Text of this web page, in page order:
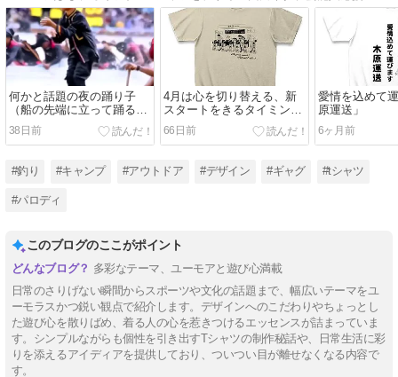
何かと話題の夜の踊り子
（船の先端に立って踊る少
年）！？
38日前
4月は心を切り替える、新
スタートをきるタイミン
グ！？
66日前
愛情を込めて
原運送」
6ヶ月前
#釣り #キャンプ #アウトドア #デザイン #ギャグ #tシャツ
#パロディ
このブログのここがポイント
多彩なテーマ、ユーモアと遊び心満載
日常のさりげない瞬間からスポーツや文化の話題まで、幅広いテーマをユ
ーモラスかつ鋭い観点で紹介します。デザインへのこだわりやちょっとし
た遊び心を散りばめ、着る人の心を惹きつけるエッセンスが詰まっていま
す。シンプルながらも個性を引き出すTシャツの制作秘話や、日常生活に彩
りを添えるアイディアを提供しており、ついつい目が離せなくなる内容で
す。